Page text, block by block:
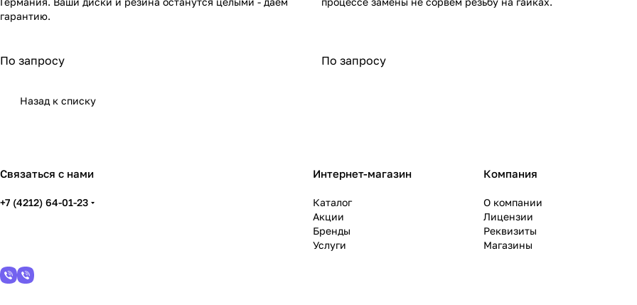
гарантию.
По запросу По запросу
Назад к списку
Связаться с нами
+7 (4212) 64-01-23
Интернет-магазин
Каталог
Акции
Бренды
Услуги
Компания
О компании
Лицензии
Реквизиты
Магазины